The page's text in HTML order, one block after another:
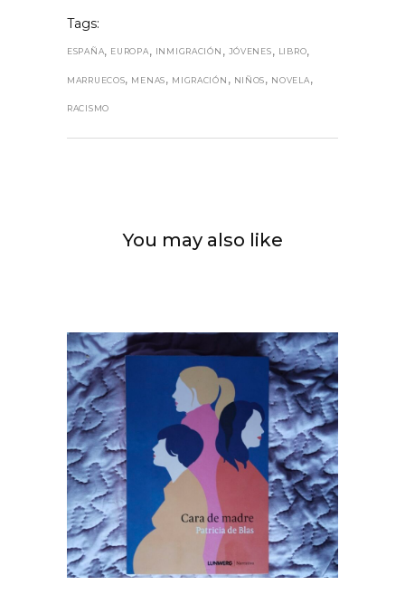
Tags:
ESPAÑA, EUROPA, INMIGRACIÓN , JÓVENES, LIBRO,
MARRUECOS, MENAS, MIGRACIÓN , NIÑOS, NOVELA,
RACISMO
You may also like